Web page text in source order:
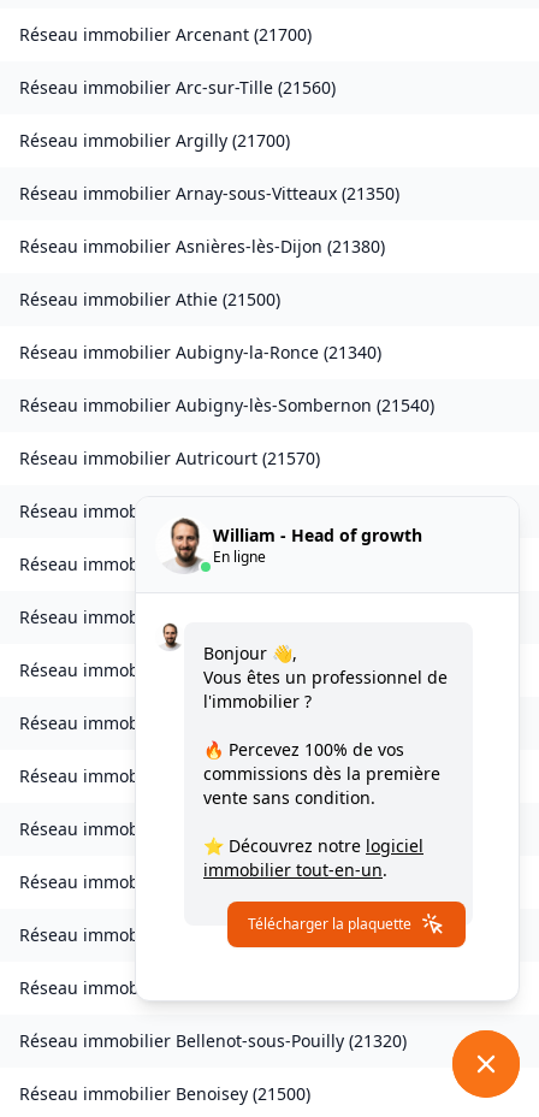
Réseau immobilier Arcenant (21700)
Réseau immobilier Arc-sur-Tille (21560)
Réseau immobilier Argilly (21700)
Réseau immobilier Arnay-sous-Vitteaux (21350)
Réseau immobilier Asnières-lès-Dijon (21380)
Réseau immobilier Athie (21500)
Réseau immobilier Aubigny-la-Ronce (21340)
Réseau immobilier Aubigny-lès-Sombernon (21540)
Réseau immobilier Autricourt (21570)
Réseau immobilier
Réseau immobilierAuxonne(21130
Réseau immobilier
Réseau immobilier Balot(21330)
Réseau immobilier
Réseau immobilier Baulme-la-Roche (21410)
Réseau immobilier
Réseau immobilier Beire-le-Fort(21110)
Réseau immobilier Bellefond(21490)
Réseau immobilier
Réseau immobilier Bellenot-sous-Pouilly (21320)
Réseau immobilier Benoisey (21500)
William - Head of growth
En ligne
Bonjour 👋,
Vous êtes un professionnel de
l'immobilier ?
🔥 Percevez 100% de vos
commissions dès la première
vente sans condition.
⭐ Découvrez notre logiciel
immobilier tout-en-un.
Télécharger la plaquette